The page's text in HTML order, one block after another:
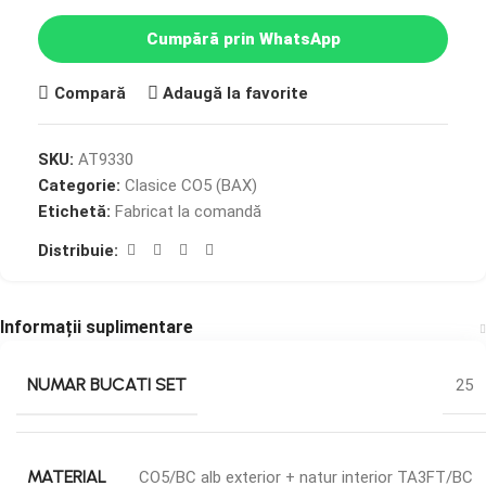
Cumpără prin WhatsApp
Compară Adaugă la favorite
SKU: AT9330
Categorie: Clasice CO5 (BAX)
Etichetă: Fabricat la comandă
Distribuie:
Informații suplimentare
NUMAR BUCATI SET 25
MATERIAL CO5/BC alb exterior + natur interior TA3FT/BC